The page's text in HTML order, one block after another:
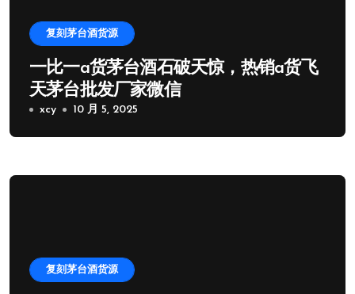
复刻茅台酒货源
一比一a货茅台酒石破天惊，热销a货飞
天茅台批发厂家微信
xcy 10 月 5, 2025
复刻茅台酒货源